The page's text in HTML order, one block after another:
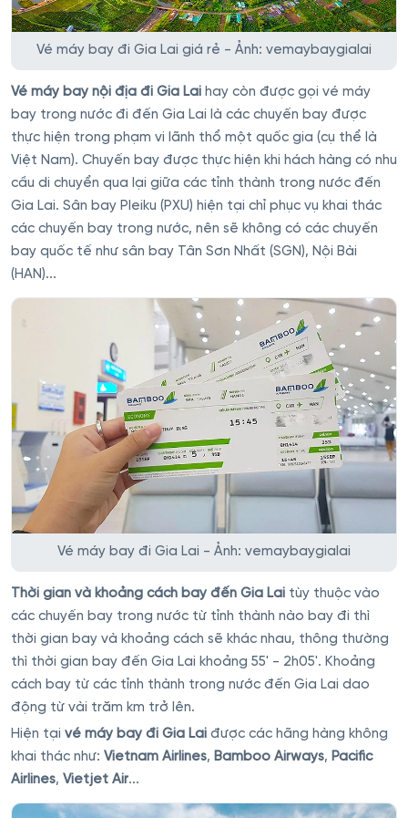
Vé máy bay đi Gia Lai giá rẻ - Ảnh: vemaybaygialai
Vé máy bay nội địa đi Gia Lai hay còn được gọi vé máy
bay trong nước đi đến Gia Lai là các chuyến bay được
thực hiện trong phạm vi lãnh thổ một quốc gia (cụ thể là
Việt Nam). Chuyến bay được thực hiện khi hách hàng có nhu
cầu di chuyển qua lại giữa các tỉnh thành trong nước đến
Gia Lai. Sân bay Pleiku (PXU) hiện tại chỉ phục vụ khai thác
các chuyến bay trong nước, nên sẽ không có các chuyến
bay quốc tế như sân bay Tân Sơn Nhất (SGN), Nội Bài
(HAN)...
Vé máy bay đi Gia Lai - Ảnh: vemaybaygialai
Thời gian và khoảng cách bay đến Gia Lai tùy thuộc vào
các chuyến bay trong nước từ tỉnh thành nào bay đi thì
thời gian bay và khoảng cách sẽ khác nhau, thông thường
thì thời gian bay đến Gia Lai khoảng 55' - 2h05'. Khoảng
cách bay từ các tỉnh thành trong nước đến Gia Lai dao
động từ vài trăm km trở lên.
Hiện tại vé máy bay đi Gia Lai được các hãng hàng không
khai thác như: Vietnam Airlines, Bamboo Airways, Pacific
Airlines, Vietjet Air...